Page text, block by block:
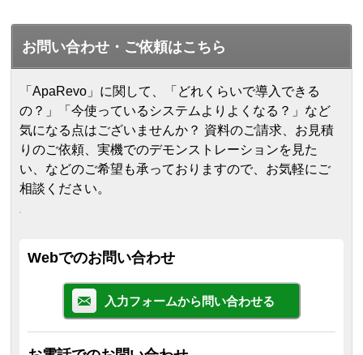
お問い合わせ・ご依頼はこちら
「ApaRevo」に関して、「どれくらいで導入できる
の？」「今使っているシステムよりよくなる？」など
気になる点はございませんか？ 資料のご請求、お見積
りのご依頼、実機でのデモンストレーションを見た
い、などのご希望も承っておりますので、お気軽にご
相談ください。
Webでのお問い合わせ
入力フォームから問い合わせる